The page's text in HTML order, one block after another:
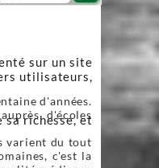
d'années.
d'écoles
varient du tout
c'est la
sur un site
utilisateurs,
richesse, et